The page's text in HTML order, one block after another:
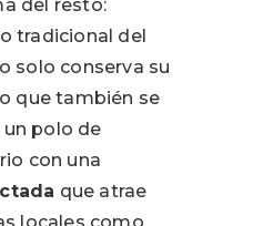
del resto:
tradicional del
solo conserva su
que también se
polo de
con una
que atrae